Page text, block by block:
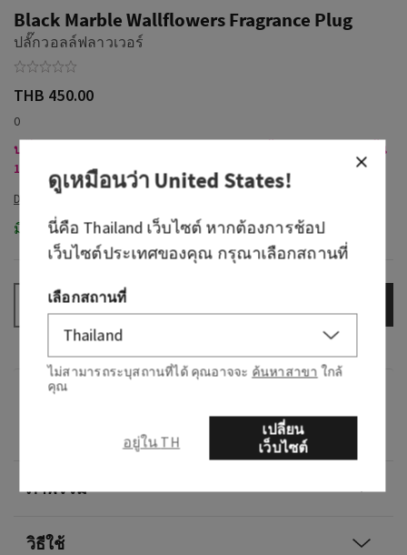
Black Marble Wallflowers Fragrance Plug
ปลั๊กวอลล์ฟลาวเวอร์
THB 450.00
0
ปลั๊กและรีฟิลวอลล์ฟลาวเวอร์ที่ร่วมรายการ 2 ชิ้น 820 บาท หรือ 4 ชิ้น
1,550 บาท
มีในสต็อก
กลิ่น
ภาพรวม
วิธีใช้
ดูเหมือนว่าUnited States!
นี่คือ Thailand เว็บไซต์ หากต้องการช้อป
เว็บไซต์ประเทศของคุณ กรุณาเลือกสถานที่
เลือกสถานที่
ไม่สามารถระบุสถานที่ได้ คุณอาจจะ ค้นหาสาขา ใกล้
คุณ
อยู่ใน TH
เปลี่ยน
เว็บไซต์